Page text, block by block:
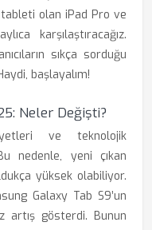
tableti olan iPad Pro ve
karşılaştıracağız.
sıkça sorduğu
başlayalım!
Neler Değişti?
ve teknolojik
nedenle, yeni çıkan
yüksek olabiliyor.
Galaxy Tab S9’un
artış gösterdi. Bunun